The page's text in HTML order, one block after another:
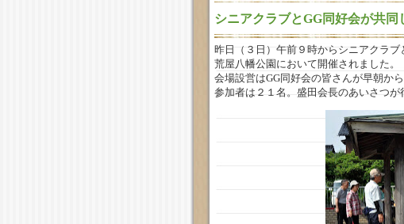
シニアクラブとGG同好会が共同
昨日（３日）午前９時からシニアクラ
荒屋八幡公園において開催されました。
会場設営はGG同好会の皆さんが早朝か
参加者は２１名。盛田会長のあいさつが